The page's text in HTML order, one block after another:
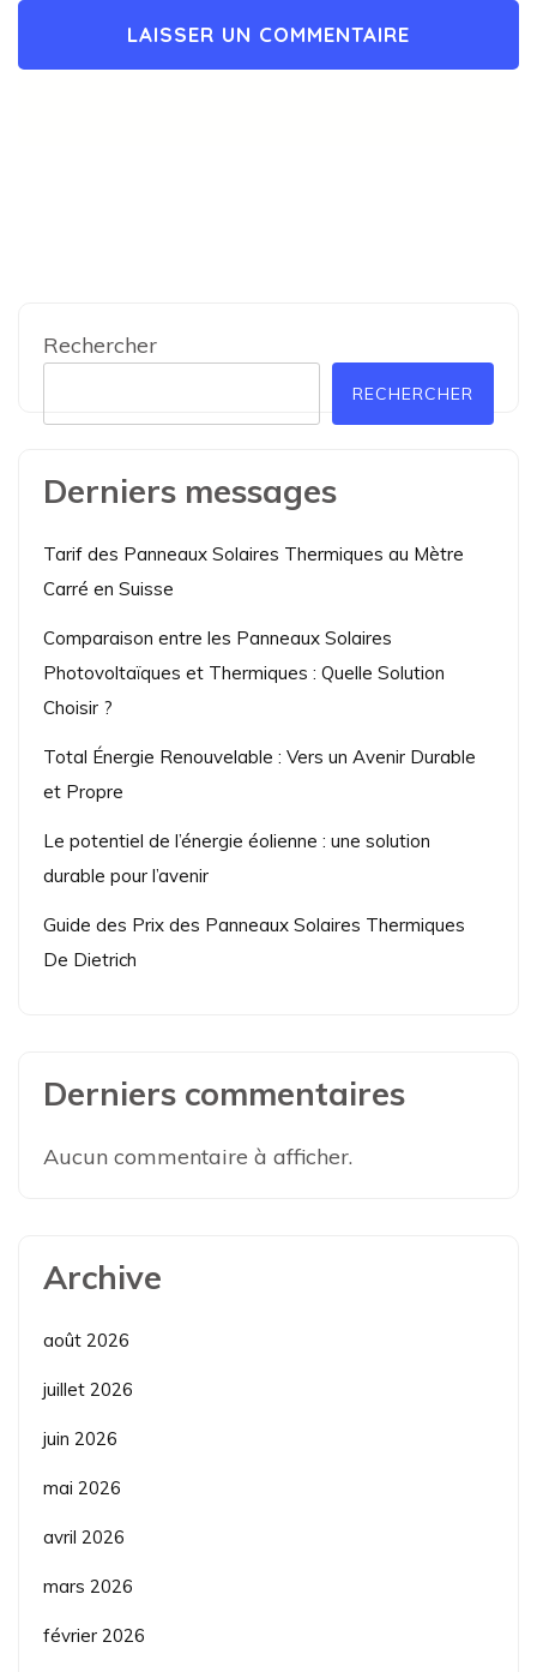
Rechercher
RECHERCHER
Derniers messages
Tarif des Panneaux Solaires Thermiques au Mètre
Carré en Suisse
Comparaison entre les Panneaux Solaires
Photovoltaïques et Thermiques : Quelle Solution
Choisir ?
Total Énergie Renouvelable : Vers un Avenir Durable
et Propre
Le potentiel de l’énergie éolienne : une solution
durable pour l’avenir
Guide des Prix des Panneaux Solaires Thermiques
De Dietrich
Derniers commentaires
Aucun commentaire à afficher.
Archive
août 2026
juillet 2026
juin 2026
mai 2026
avril 2026
mars 2026
février 2026